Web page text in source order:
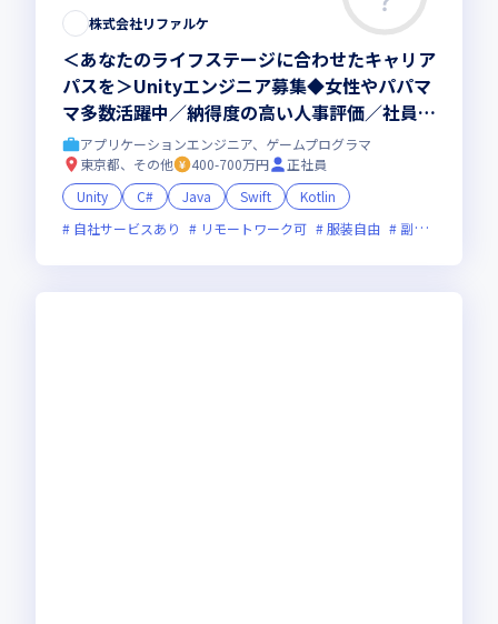
株式会社リファルケ
＜あなたのライフステージに合わせたキャリア
パスを＞Unityエンジニア募集◆女性やパパマ
マ多数活躍中／納得度の高い人事評価／社員が
中心の案件営業／年休130日／エンジニア定着
率97%
アプリケーションエンジニア、ゲームプログラマ
東京都、その他
400-700万円
正社員
Unity
C# Java Swift
Kotlin
自社サービスあり
リモートワーク可 服装自由 副業可